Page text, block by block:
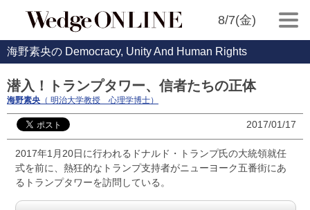
8/7(金)
海野素央の Democracy, Unity And Human Rights
潜入！トランプタワー、信者たちの正体
海野素央 （ 明治大学教授 心理学博士）
2017/01/17
2017年1月20日に行われるドナルド・トランプ氏の大統領就任
式を前に、熱狂的なトランプ支持者がニューヨーク五番街にあ
るトランプタワーを訪問している。